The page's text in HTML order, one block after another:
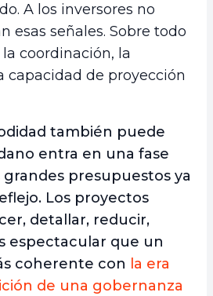
A los inversores no
esas señales. Sobre todo
coordinación, la
capacidad de proyección
también puede
entra en una fase
grandes presupuestos ya
Los proyectos
detallar, reducir,
espectacular que un
coherente con la era
de una gobernanza